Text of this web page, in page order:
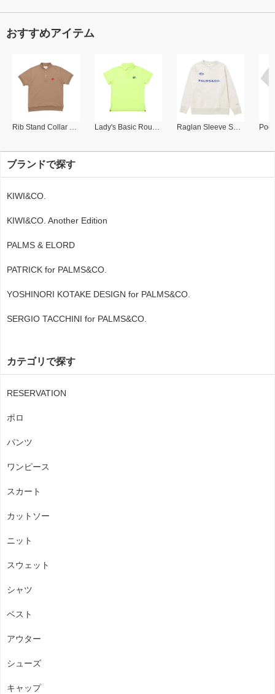
おすすめアイテム
Rib Stand Collar Polo Lady's Basic Round Collar Polo Raglan Sleeve Sweat Shirt
ブランドで探す
KIWI&CO.
KIWI&CO. Another Edition
PALMS & ELORD
PATRICK for PALMS&CO.
YOSHINORI KOTAKE DESIGN for PALMS&CO.
SERGIO TACCHINI for PALMS&CO.
カテゴリで探す
RESERVATION
ポロ
パンツ
ワンピース
スカート
カットソー
ニット
スウェット
シャツ
ベスト
アウター
シューズ
キャップ